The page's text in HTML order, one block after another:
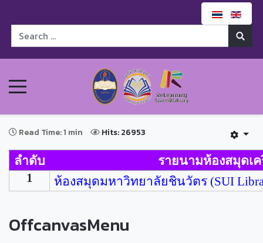
Read Time: 1 min Hits: 26953
ลำดับ
รายนามห้องสมุดเ
1
ห้องสมุดมหาวิทยาลัยชินวัตร (SUI
OffcanvasMenu